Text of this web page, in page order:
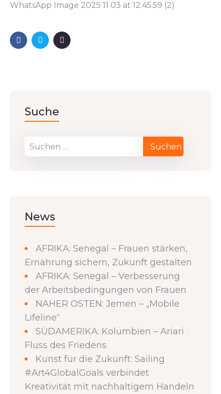
WhatsApp Image 2025 11 03 at 12.45.59 (2)
Suche
News
AFRIKA: Senegal – Frauen stärken,
Ernährung sichern, Zukunft gestalten
AFRIKA: Senegal – Verbesserung
der Arbeitsbedingungen von Frauen
NAHER OSTEN: Jemen – „Mobile
Lifeline“
SÜDAMERIKA: Kolumbien – Ariari
Fluss des Friedens
Kunst für die Zukunft: Sailing
#Art4GlobalGoals verbindet
Kreativität mit nachhaltigem Handeln